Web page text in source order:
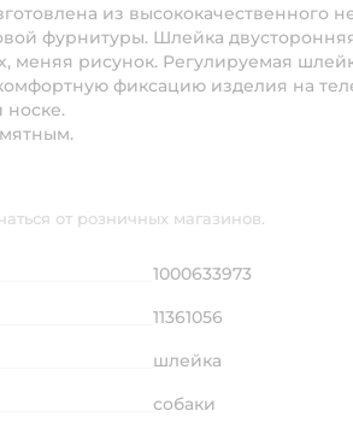
из высококачественного
фурнитуры. Шлейка
меняя рисунок. Регулируемая
фиксацию изделия на
носке.
от розничных магазинов.
1000633973
11361056
шлейка
собаки